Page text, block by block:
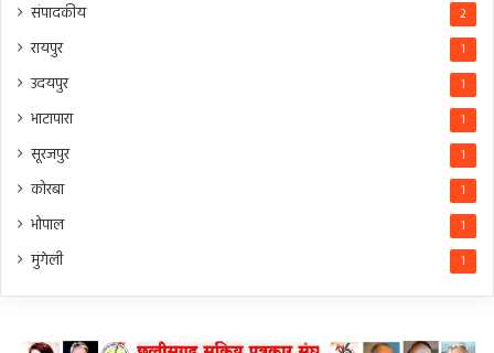
संपादकीय 2
रायपुर 1
उदयपुर 1
भाटापारा 1
सूरजपुर 1
कोरबा 1
भोपाल 1
मुंगेली 1